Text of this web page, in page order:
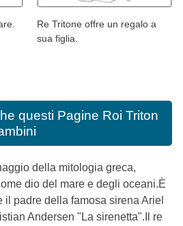
Re Tritone offre un regalo a
sua figlia.
questi Pagine Roi Triton
della mitologia greca,
dio del mare e degli oceani.È
padre della famosa sirena Ariel
Andersen "La sirenetta".Il re